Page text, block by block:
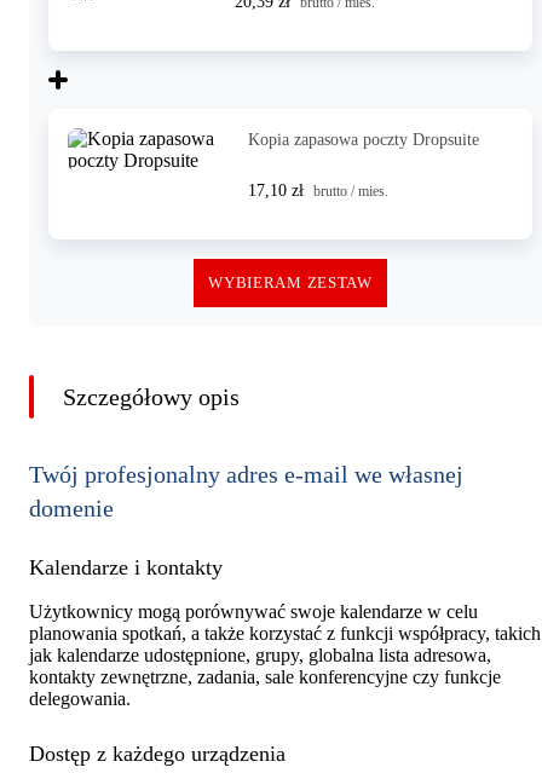
Kopia zapasowa poczty Dropsuite
17,10 zł brutto / mies.
WYBIERAM ZESTAW
Szczegółowy opis
Twój profesjonalny adres e-mail we własnej
domenie
Kalendarze i kontakty
Użytkownicy mogą porównywać swoje kalendarze w celu
planowania spotkań, a także korzystać z funkcji współpracy, takich
jak kalendarze udostępnione, grupy, globalna lista adresowa,
kontakty zewnętrzne, zadania, sale konferencyjne czy funkcje
delegowania.
Dostęp z każdego urządzenia